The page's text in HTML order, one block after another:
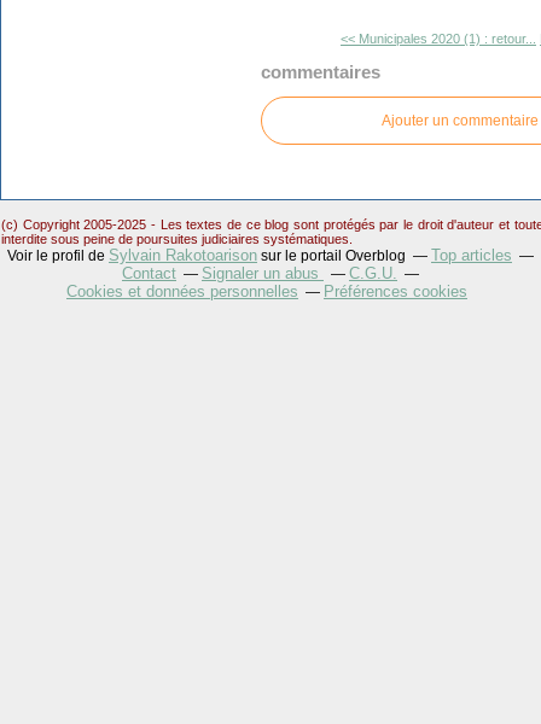
<< Municipales 2020 (1) : retour...
commentaires
Ajouter un commentaire
(c) Copyright 2005-2025 - Les textes de ce blog sont protégés par le droit d'auteur et
interdite sous peine de poursuites judiciaires systématiques.
Voir le profil de Sylvain Rakotoarison sur le portail Overblog
Top articles
Contact
Signaler un abus
C.G.U.
Cookies et données personnelles
Préférences cookies